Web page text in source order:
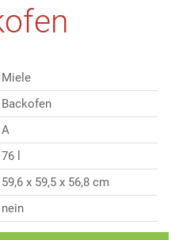
Miele
Backofen
A
76 l
59,6 x 59,5 x 56,8 cm
nein